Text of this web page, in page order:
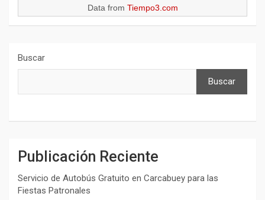
Data from Tiempo3.com
Buscar
Buscar
Publicación Reciente
Servicio de Autobús Gratuito en Carcabuey para las
Fiestas Patronales